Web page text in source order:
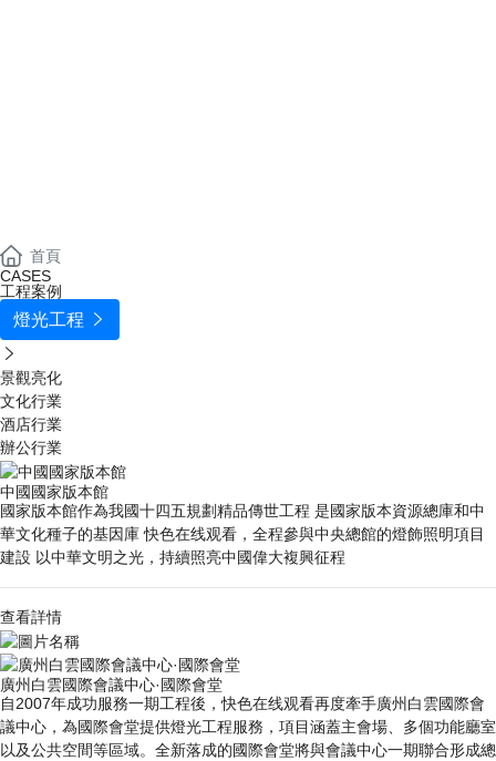
首頁
CASES
工程案例
燈光工程


景觀亮化
文化行業
酒店行業
辦公行業
中國國家版本館
國家版本館作為我國十四五規劃精品傳世工程 是國家版本資源總庫和中
華文化種子的基因庫 快色在线观看，全程參與中央總館的燈飾照明項目
建設 以中華文明之光，持續照亮中國偉大複興征程
查看詳情
廣州白雲國際會議中心·國際會堂
自2007年成功服務一期工程後，快色在线观看再度牽手廣州白雲國際會
議中心，為國際會堂提供燈光工程服務，項目涵蓋主會場、多個功能廳室
以及公共空間等區域。全新落成的國際會堂將與會議中心一期聯合形成總